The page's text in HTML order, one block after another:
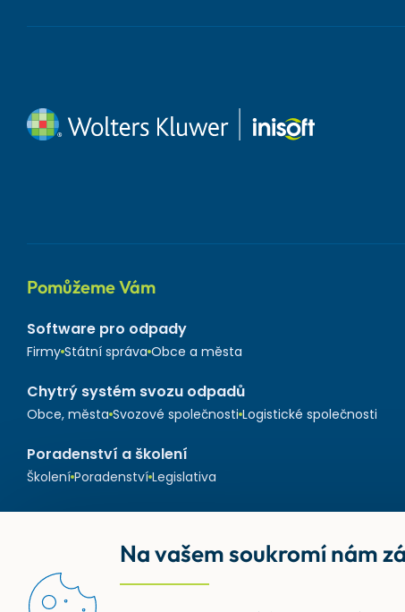
Pomůžeme Vám
Software pro odpady
Firmy Státní správa Obce a města
Chytrý systém svozu odpadů
Obce, města Svozové společnosti Logistické společnosti
Poradenství a školení
Školení Poradenství Legislativa
Na vašem soukromí nám